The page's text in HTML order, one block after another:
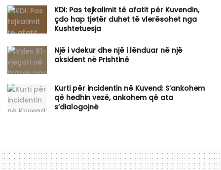
KDI: Pas tejkalimit të afatit për Kuvendin,
çdo hap tjetër duhet të vlerësohet nga
Kushtetuesja
Një i vdekur dhe një i lënduar në një
aksident në Prishtinë
Kurti për incidentin në Kuvend: S’ankohem
që hedhin vezë, ankohem që ata
s’dialogojnë